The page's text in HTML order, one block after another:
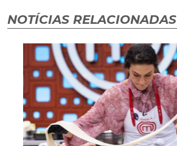
NOTÍCIAS RELACIONADAS